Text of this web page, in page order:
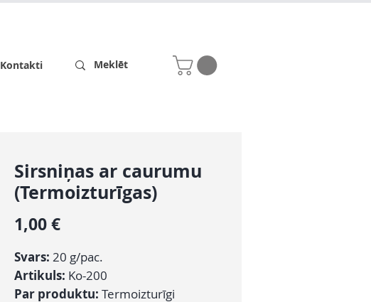
Kontakti
Sirsniņas ar caurumu
(Termoizturīgas)
1,00 €Cena
Svars: 20 g/pac.
Artikuls: Ko-200
Par produktu: Termoizturīgi